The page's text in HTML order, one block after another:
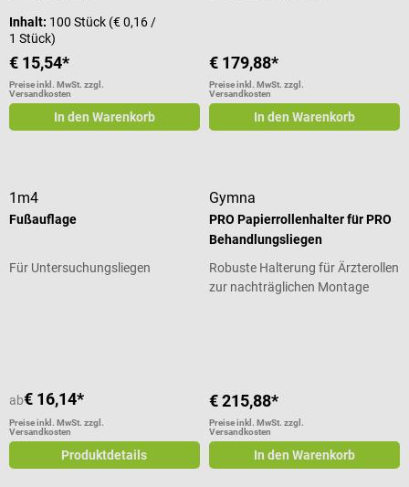
Inhalt: 100 Stück (€ 0,16 /
1 Stück)
€ 15,54*
Preise inkl. MwSt. zzgl.
Versandkosten
In den Warenkorb
€ 179,88*
Preise inkl. MwSt. zzgl.
Versandkosten
In den Warenkorb
1m4
Fußauflage
Für Untersuchungsliegen
ab€ 16,14*
Preise inkl. MwSt. zzgl.
Versandkosten
Produktdetails
Gymna
PRO Papierrollenhalter für PRO
Behandlungsliegen
Robuste Halterung für Ärzterollen
zur nachträglichen Montage
€ 215,88*
Preise inkl. MwSt. zzgl.
Versandkosten
In den Warenkorb